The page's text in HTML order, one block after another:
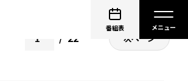
番組表
22 次ページ